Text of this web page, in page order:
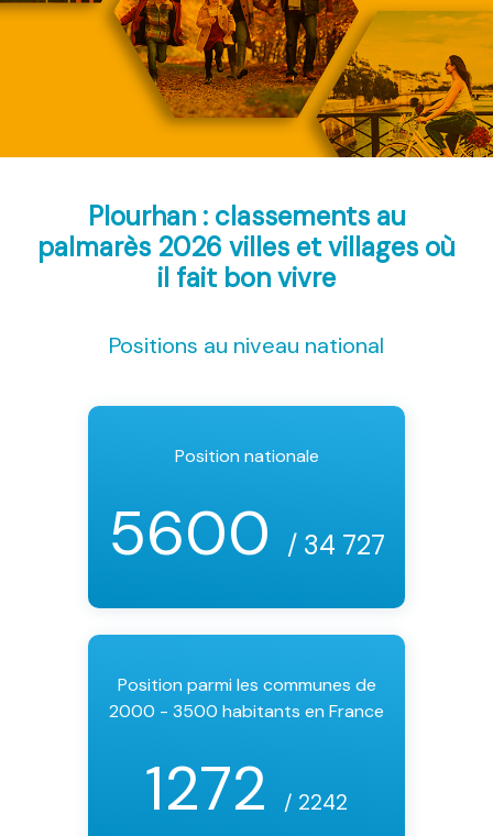
Plourhan : classements au
palmarès 2026 villes et villages où
il fait bon vivre
Positions au niveau national
Position nationale
5600 / 34 727
Position parmi les communes de
2000 - 3500 habitants en France
1272 / 2242